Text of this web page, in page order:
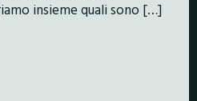
insieme quali sono […]